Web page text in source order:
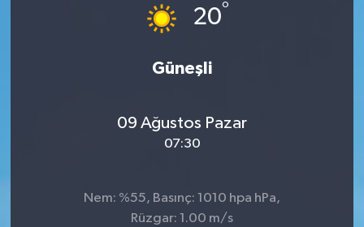
20°
Güneşli
09 Ağustos Pazar
07:30
Nem: %55, Basınç: 1010 hpa hPa,
Rüzgar: 1.00 m/s